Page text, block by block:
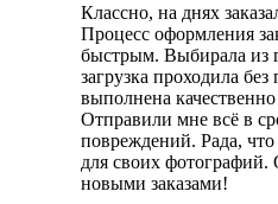
Классно, на днях
Процесс оформления
быстрым. Выбирала из
загрузка проходила
выполнена качественно
Отправили мне всё в
повреждений. Рада,
для своих фотографий.
новыми заказами!